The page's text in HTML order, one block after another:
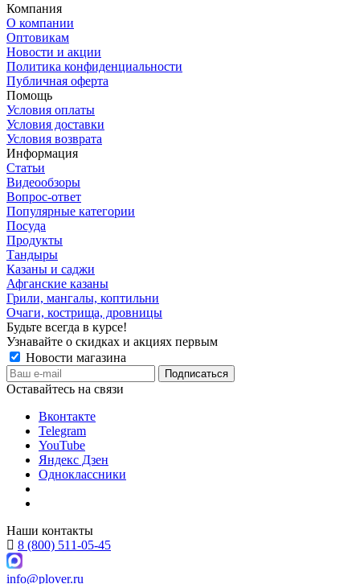
Компания
О компании
Оптовикам
Новости и акции
Политика конфиденциальности
Публичная оферта
Помощь
Условия оплаты
Условия доставки
Условия возврата
Информация
Статьи
Видеообзоры
Вопрос-ответ
Популярные категории
Посуда
Продукты
Тандыры
Казаны и саджи
Афганские казаны
Грили, мангалы, коптильни
Очаги, кострища, дровницы
Будьте всегда в курсе!
Узнавайте о скидках и акциях первым
Новости магазина
Оставайтесь на связи
Вконтакте
Telegram
YouTube
Яндекс Дзен
Одноклассники
Наши контакты
8 (800) 511-05-45
info@plover.ru